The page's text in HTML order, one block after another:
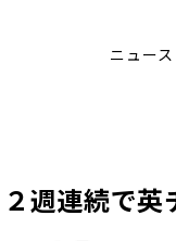
ニュース
２週連続で